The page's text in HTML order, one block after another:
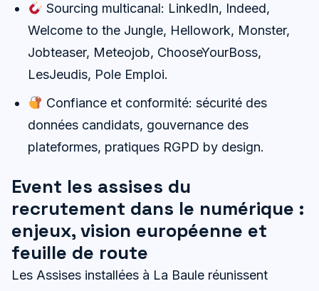
Sourcing multicanal: LinkedIn, Indeed,
Welcome to the Jungle, Hellowork, Monster,
Jobteaser, Meteojob, ChooseYourBoss,
LesJeudis, Pole Emploi.
Confiance et conformité: sécurité des
données candidats, gouvernance des
plateformes, pratiques RGPD by design.
Event les assises du
recrutement dans le numérique :
enjeux, vision européenne et
feuille de route
Les Assises installées à La Baule réunissent